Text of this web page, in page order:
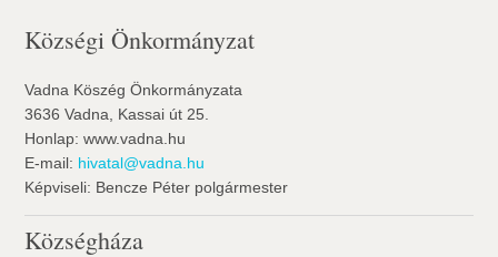
Községi Önkormányzat
Vadna Köszég Önkormányzata
3636 Vadna, Kassai út 25.
Honlap: www.vadna.hu
E-mail: hivatal@vadna.hu
Képviseli: Bencze Péter polgármester
Községháza